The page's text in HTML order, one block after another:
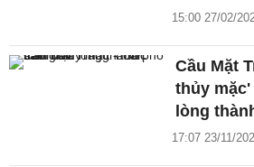
15:00 27/02/
Cầu Mặt
thủy
lòng
17:07 23/11/